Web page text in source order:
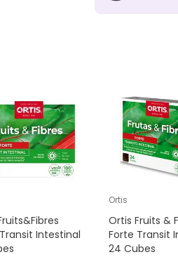
Intestinal
Ortis
Ortis Fruits &
Forte Transit
24 Cubes